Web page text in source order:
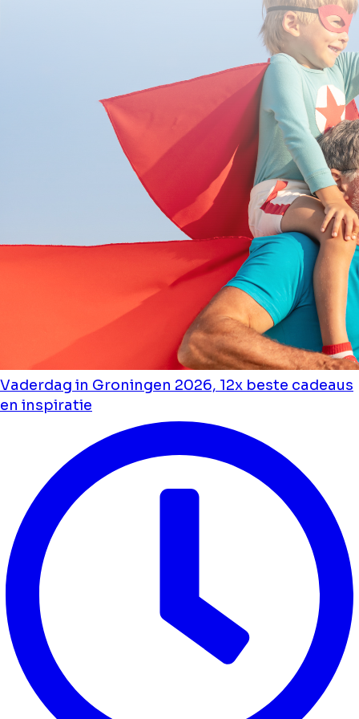
Vaderdag in Groningen 2026, 12x beste cadeaus
en inspiratie